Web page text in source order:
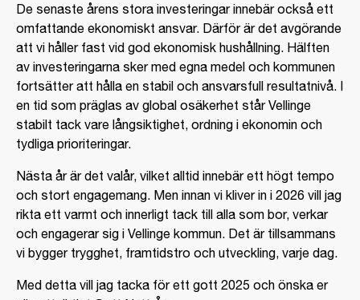
De senaste årens stora investeringar innebär också ett
omfattande ekonomiskt ansvar. Därför är det avgörande
att vi håller fast vid god ekonomisk hushållning. Hälften
av investeringarna sker med egna medel och kommunen
fortsätter att hålla en stabil och ansvarsfull resultatnivå. I
en tid som präglas av global osäkerhet står Vellinge
stabilt tack vare långsiktighet, ordning i ekonomin och
tydliga prioriteringar.
Nästa år är det valår, vilket alltid innebär ett högt tempo
och stort engagemang. Men innan vi kliver in i 2026 vill jag
rikta ett varmt och innerligt tack till alla som bor, verkar
och engagerar sig i Vellinge kommun. Det är tillsammans
vi bygger trygghet, framtidstro och utveckling, varje dag.
Med detta vill jag tacka för ett gott 2025 och önska er